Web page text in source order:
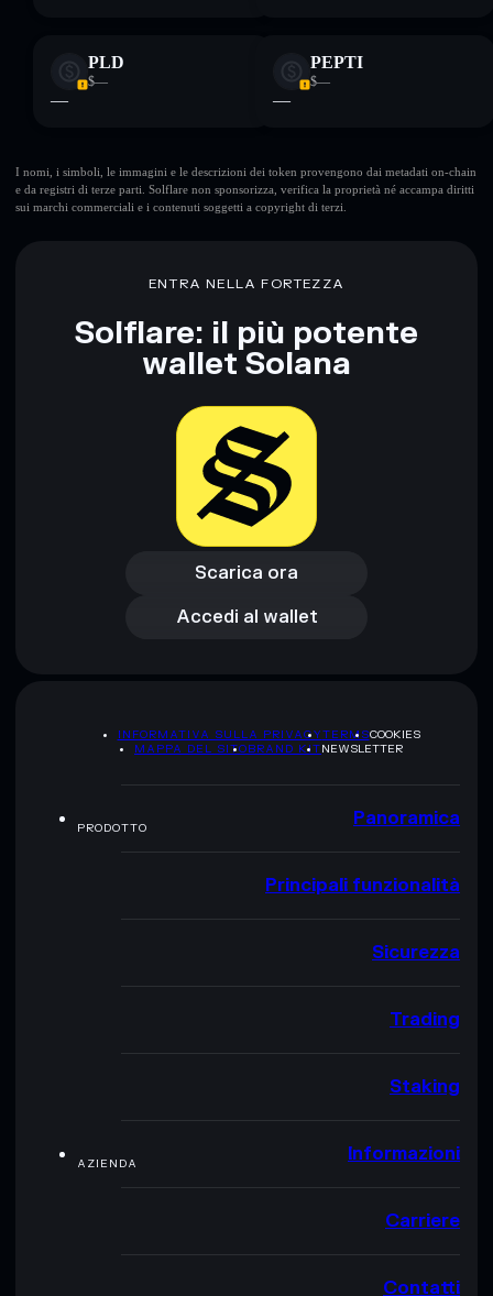
PLD
$—
—
PEPTI
$—
—
I nomi, i simboli, le immagini e le descrizioni dei token provengono dai metadati on-chain
e da registri di terze parti. Solflare non sponsorizza, verifica la proprietà né accampa diritti
sui marchi commerciali e i contenuti soggetti a copyright di terzi.
ENTRA NELLA FORTEZZA
Solflare: il più potente
wallet Solana
Scarica ora
Scarica ora
Accedi al wallet
Accedi al wallet
INFORMATIVA SULLA PRIVACYTERMSCOOKIES
MAPPA DEL SITOBRAND KITNEWSLETTER
PRODOTTO Panoramica
Principali funzionalità
Sicurezza
Trading
Staking
AZIENDA Informazioni
Carriere
Contatti